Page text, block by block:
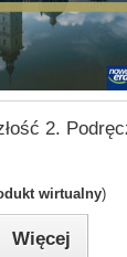
2.
wirtualny)
Więcej